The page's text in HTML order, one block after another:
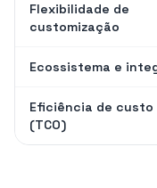
Flexibilidade de
customização
Ecossistema e
Eficiência de
(TCO)